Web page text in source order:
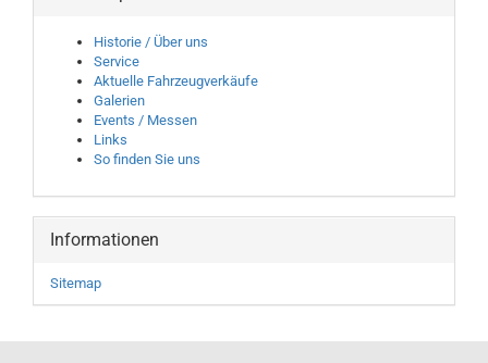
Historie / Über uns
Service
Aktuelle Fahrzeugverkäufe
Galerien
Events / Messen
Links
So finden Sie uns
Informationen
Sitemap